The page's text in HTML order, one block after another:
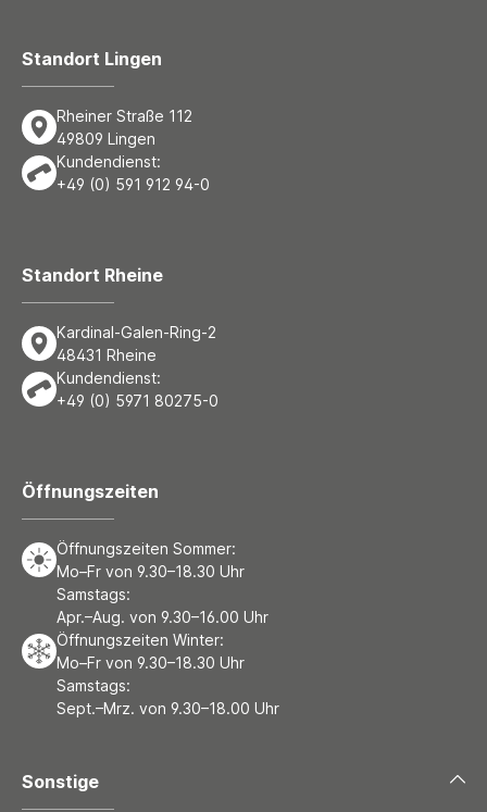
Standort Lingen
Rheiner Straße 112
49809 Lingen
Kundendienst:
+49 (0) 591 912 94-0
Standort Rheine
Kardinal-Galen-Ring-2
48431 Rheine
Kundendienst:
+49 (0) 5971 80275-0
Öffnungszeiten
Öffnungszeiten Sommer:
Mo–Fr von 9.30–18.30 Uhr
Samstags:
Apr.–Aug. von 9.30–16.00 Uhr
Öffnungszeiten Winter:
Mo–Fr von 9.30–18.30 Uhr
Samstags:
Sept.–Mrz. von 9.30–18.00 Uhr
Sonstige